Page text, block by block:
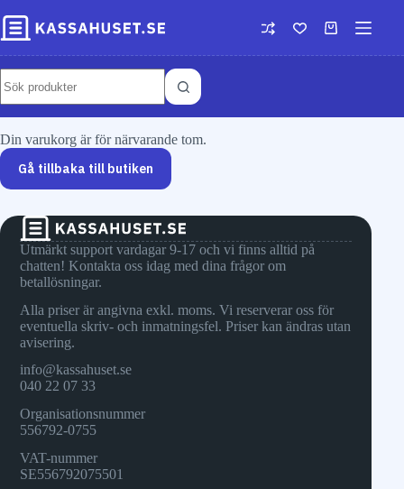
Din varukorg är för närvarande tom.
Gå tillbaka till butiken
Utmärkt support vardagar 9-17 och vi finns alltid på
chatten! Kontakta oss idag med dina frågor om
betallösningar.
Alla priser är angivna exkl. moms. Vi reserverar oss för
eventuella skriv- och inmatningsfel. Priser kan ändras utan
avisering.
info@kassahuset.se
040 22 07 33
Organisationsnummer
556792-0755
VAT-nummer
SE556792075501